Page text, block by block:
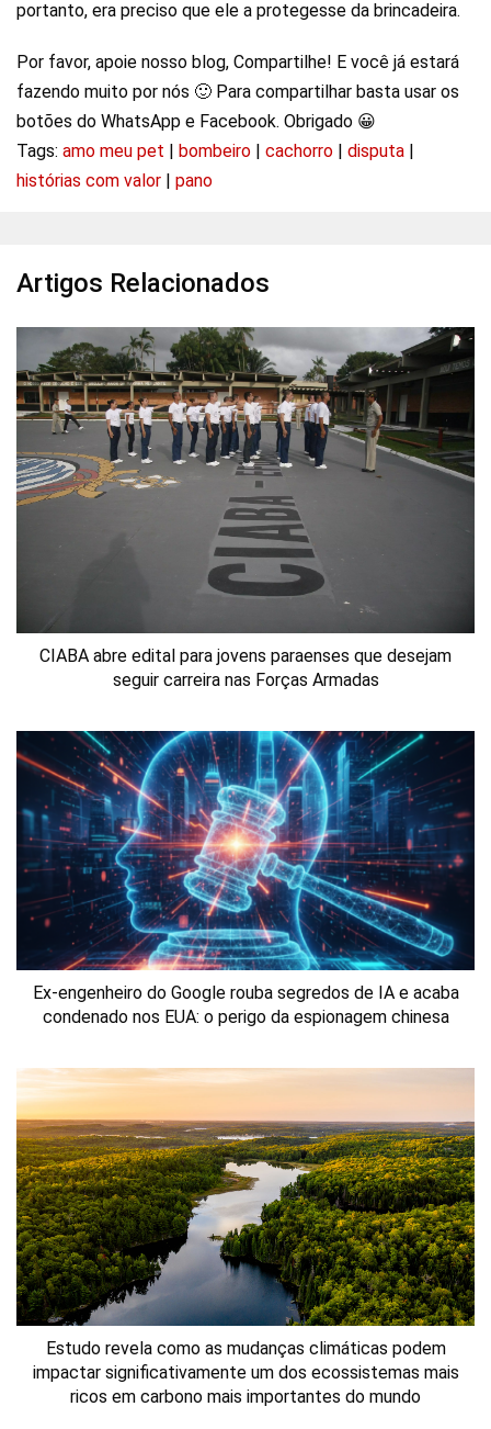
portanto, era preciso que ele a protegesse da brincadeira.
Por favor, apoie nosso blog, Compartilhe! E você já estará
fazendo muito por nós 🙂 Para compartilhar basta usar os
botões do WhatsApp e Facebook. Obrigado 😀
Tags: amo meu pet | bombeiro | cachorro | disputa |
histórias com valor | pano
Artigos Relacionados
CIABA abre edital para jovens paraenses que desejam
seguir carreira nas Forças Armadas
Ex-engenheiro do Google rouba segredos de IA e acaba
condenado nos EUA: o perigo da espionagem chinesa
Estudo revela como as mudanças climáticas podem
impactar significativamente um dos ecossistemas mais
ricos em carbono mais importantes do mundo